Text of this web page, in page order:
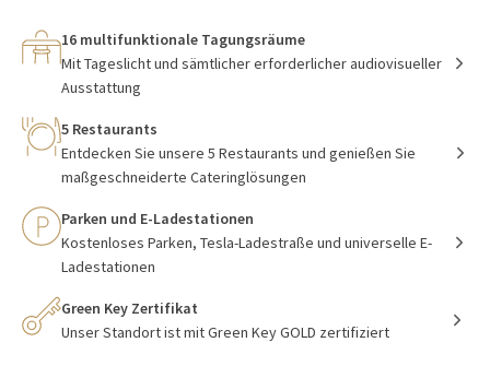
16 multifunktionale Tagungsräume
Mit Tageslicht und sämtlicher erforderlicher audiovisueller
Ausstattung
5 Restaurants
Entdecken Sie unsere 5 Restaurants und genießen Sie
maßgeschneiderte Cateringlösungen
Parken und E-Ladestationen
Kostenloses Parken, Tesla-Ladestraße und universelle E-
Ladestationen
Green Key Zertifikat
Unser Standort ist mit Green Key GOLD zertifiziert